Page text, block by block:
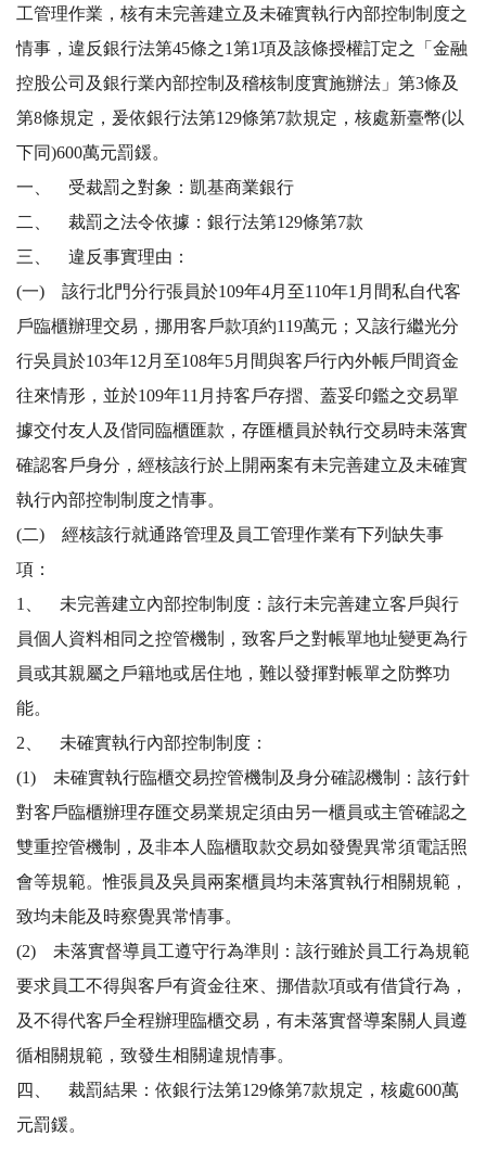
工管理作業，核有未完善建立及未確實執行內部控制制度之
情事，違反銀行法第45條之1第1項及該條授權訂定之「金融
控股公司及銀行業內部控制及稽核制度實施辦法」第3條及
第8條規定，爰依銀行法第129條第7款規定，核處新臺幣(以
下同)600萬元罰鍰。
一、 受裁罰之對象：凱基商業銀行
二、 裁罰之法令依據：銀行法第129條第7款
三、 違反事實理由：
(一) 該行北門分行張員於109年4月至110年1月間私自代客
戶臨櫃辦理交易，挪用客戶款項約119萬元；又該行繼光分
行吳員於103年12月至108年5月間與客戶行內外帳戶間資金
往來情形，並於109年11月持客戶存摺、蓋妥印鑑之交易單
據交付友人及偕同臨櫃匯款，存匯櫃員於執行交易時未落實
確認客戶身分，經核該行於上開兩案有未完善建立及未確實
執行內部控制制度之情事。
(二) 經核該行就通路管理及員工管理作業有下列缺失事
項：
1、 未完善建立內部控制制度：該行未完善建立客戶與行
員個人資料相同之控管機制，致客戶之對帳單地址變更為行
員或其親屬之戶籍地或居住地，難以發揮對帳單之防弊功
能。
2、 未確實執行內部控制制度：
(1) 未確實執行臨櫃交易控管機制及身分確認機制：該行針
對客戶臨櫃辦理存匯交易業規定須由另一櫃員或主管確認之
雙重控管機制，及非本人臨櫃取款交易如發覺異常須電話照
會等規範。惟張員及吳員兩案櫃員均未落實執行相關規範，
致均未能及時察覺異常情事。
(2) 未落實督導員工遵守行為準則：該行雖於員工行為規範
要求員工不得與客戶有資金往來、挪借款項或有借貸行為，
及不得代客戶全程辦理臨櫃交易，有未落實督導案關人員遵
循相關規範，致發生相關違規情事。
四、 裁罰結果：依銀行法第129條第7款規定，核處600萬
元罰鍰。